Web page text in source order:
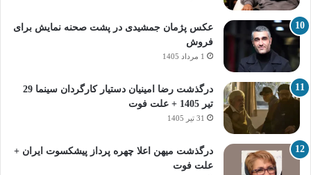
عکس پژمان جمشیدی در پشت صحنه نمایش برای
فروش
1 مرداد 1405
درگذشت رضا امینیان دستیار کارگردان سینما 29
تیر 1405 + علت فوت
31 تیر 1405
درگذشت میهن اعلا چهره پرداز پیشکسوت ایران +
علت فوت